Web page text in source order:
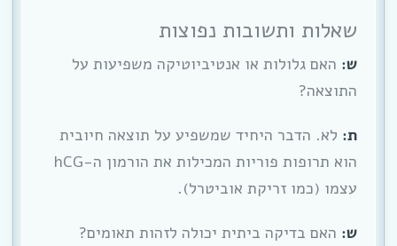
שאלות ותשובות נפוצות
ש: האם גלולות או אנטיביוטיקה משפיעות על
התוצאה?
ת: לא. הדבר היחיד שמשפיע על תוצאה חיובית
הוא תרופות פוריות המכילות את הורמון ה-hCG
עצמו (כמו זריקת אוביטרל).
ש: האם בדיקה ביתית יכולה לזהות תאומים?